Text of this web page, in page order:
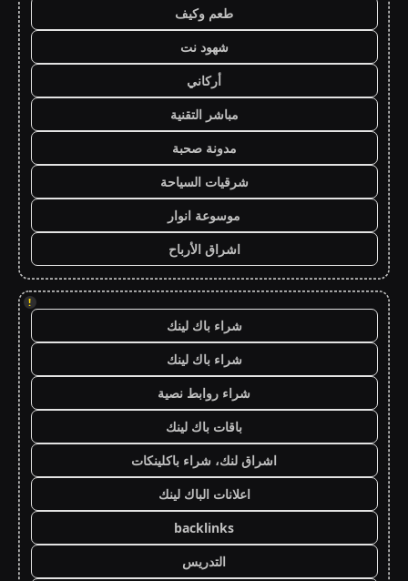
طعم وكيف
شهود نت
أركاني
مباشر التقنية
مدونة صحبة
شرقيات السياحة
موسوعة انوار
اشراق الأرباح
!
شراء باك لينك
شراء باك لينك
شراء روابط نصية
باقات باك لينك
اشراق لنك، شراء باكلينكات
اعلانات الباك لينك
backlinks
التدريس